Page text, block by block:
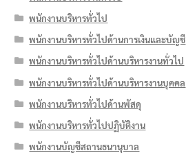
พนักงานบริหารทั่วไป
พนักงานบริหารทั่วไปด้านการเงินและบัญชี
พนักงานบริหารทั่วไปด้านบริหารงานทั่วไป
พนักงานบริหารทั่วไปด้านบริหารงานบุคคล
พนักงานบริหารทั่วไปด้านพัสดุ
พนักงานบริหารทั่วไปปฏิบัติงาน
พนักงานบัญชีสถานธนานุบาล